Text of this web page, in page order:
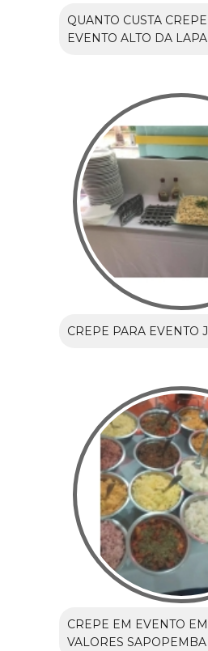
QUANTO CUSTA
EVENTO ALTO DA LAPA
CREPE PARA EVENTO
CREPE EM EVENTO
VALORES SAPOPEMBA